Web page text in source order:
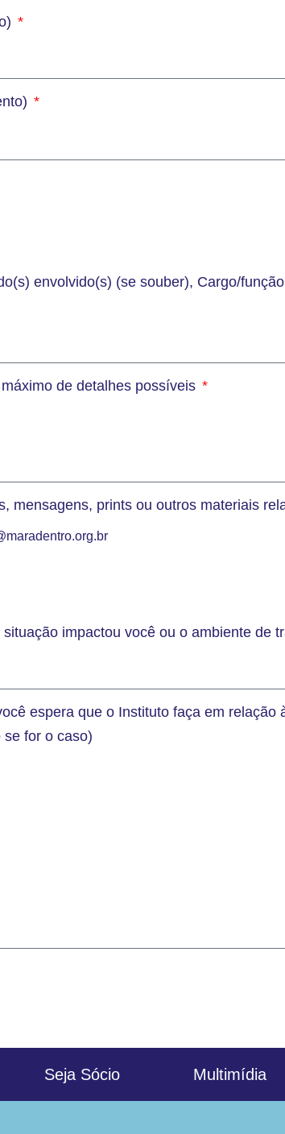
envolvido(s) (se souber), Cargo/
de detalhes possíveis
mensagens, prints ou outros materiais
impactou você ou o ambiente de
espera que o Instituto faça em relação
for o caso)
Seja Sócio Multimídia